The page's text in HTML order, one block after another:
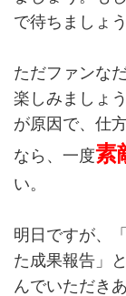
で待ちましょう
ただファンな
楽しみましょ
が原因で、仕
なら、一度素
い。
明日ですが、
た成果報告」
んでいただき